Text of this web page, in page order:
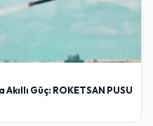
Güç: ROKETSAN PUSU